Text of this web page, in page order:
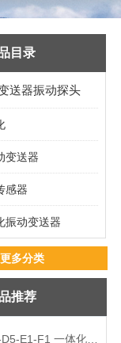
目录
送器振动探头
变送器
感器
振动变送器
多分类
推荐